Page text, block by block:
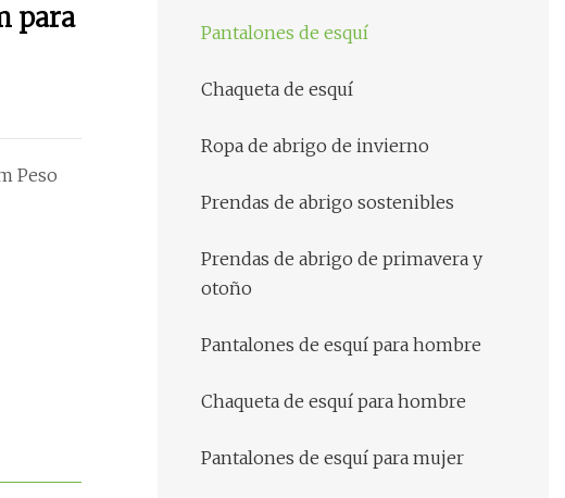
para
Peso
Pantalones de esquí
Chaqueta de esquí
Ropa de abrigo de invierno
Prendas de abrigo sostenibles
Prendas de abrigo de primavera y
otoño
Pantalones de esquí para hombre
Chaqueta de esquí para hombre
Pantalones de esquí para mujer